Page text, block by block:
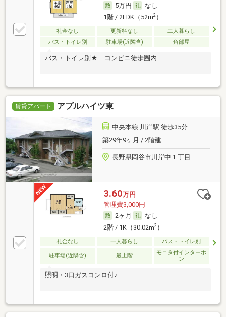
5万円
なし
1階 / 2LDK（52m2）
礼金なし 更新料なし
二人暮らし
バス・トイレ別
駐車場(近隣含) 角部屋
バス・トイレ別★ コンビニ徒歩圏内
賃貸アパート アプルハイツ東
中央本線 川岸駅 徒歩35分
築29年9ヶ月 / 2階建
長野県岡谷市川岸中１丁目
3.60万円
管理費3,000円
2ヶ月
なし
2階 / 1K（30.02m2）
礼金なし 一人暮らし バス・トイレ別
駐車場(近隣含) 最上階
モニタ付インターホ
ン
照明・3口ガスコンロ付♪